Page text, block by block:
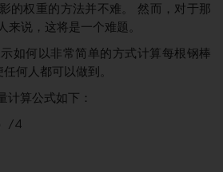
的权重的方法并不难。 然而，对于那
说，这将是一个难题。
如何以非常简单的方式计算每根钢棒
何人都可以做到。
计算公式如下：
/4